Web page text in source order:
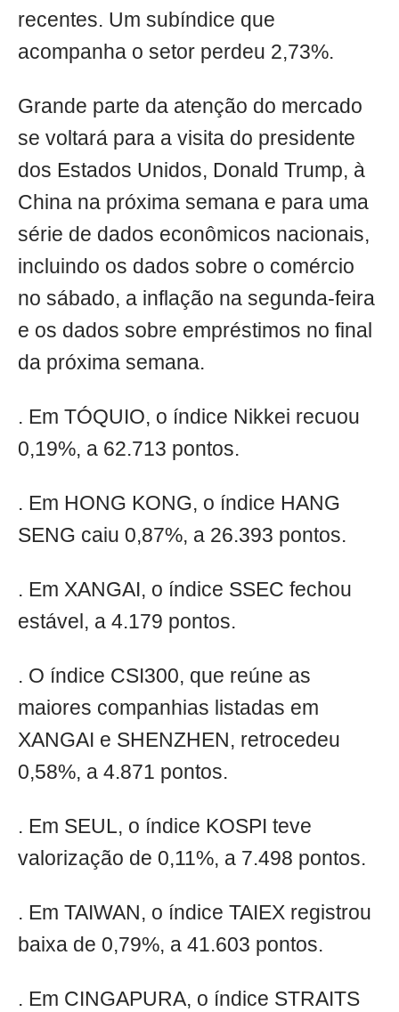
recentes. Um subíndice que
acompanha o setor perdeu 2,73%.
Grande parte da atenção do mercado
se voltará para a visita do presidente
dos Estados Unidos, Donald Trump, à
China na próxima semana e para uma
série de dados econômicos nacionais,
incluindo os dados sobre o comércio
no sábado, a inflação na segunda-feira
e os dados sobre empréstimos no final
da próxima semana.
. Em TÓQUIO, o índice Nikkei recuou
0,19%, a 62.713 pontos.
. Em HONG KONG, o índice HANG
SENG caiu 0,87%, a 26.393 pontos.
. Em XANGAI, o índice SSEC fechou
estável, a 4.179 pontos.
. O índice CSI300, que reúne as
maiores companhias listadas em
XANGAI e SHENZHEN, retrocedeu
0,58%, a 4.871 pontos.
. Em SEUL, o índice KOSPI teve
valorização de 0,11%, a 7.498 pontos.
. Em TAIWAN, o índice TAIEX registrou
baixa de 0,79%, a 41.603 pontos.
. Em CINGAPURA, o índice STRAITS